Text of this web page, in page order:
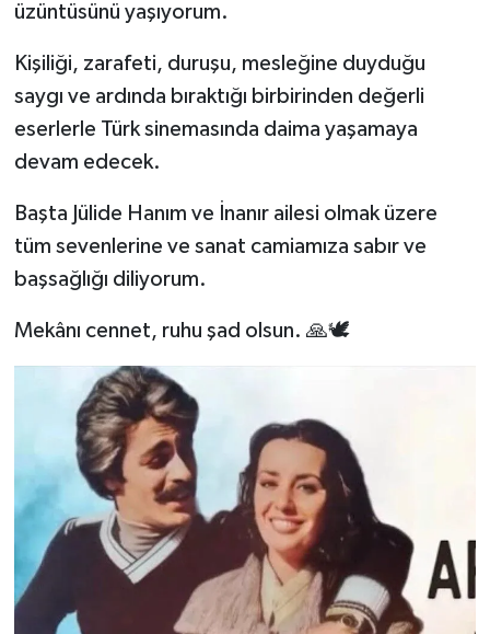
üzüntüsünü yaşıyorum.
Kişiliği, zarafeti, duruşu, mesleğine duyduğu
saygı ve ardında bıraktığı birbirinden değerli
eserlerle Türk sinemasında daima yaşamaya
devam edecek.
Başta Jülide Hanım ve İnanır ailesi olmak üzere
tüm sevenlerine ve sanat camiamıza sabır ve
başsağlığı diliyorum.
Mekânı cennet, ruhu şad olsun. 🙏🕊️